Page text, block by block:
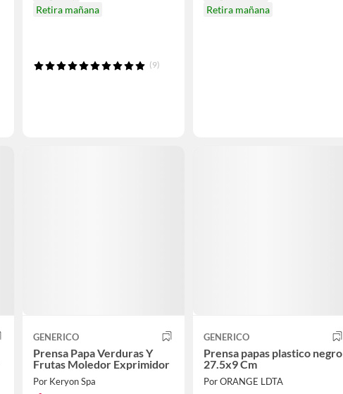
Retira mañana
(9)
Retira mañana
GENERICO
Prensa Papa Verduras Y
Frutas Moledor Exprimidor
Por Keryon Spa
GENERICO
Prensa papas plastico negro
27.5x9 Cm
Por ORANGE LDTA